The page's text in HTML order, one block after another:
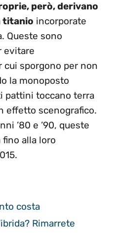
però, derivano
titanio incorporate
Queste sono
evitare
cui sporgono per non
la monoposto
pattini toccano terra
effetto scenografico.
’80 e ’90, queste
alla loro
costa
Rimarrete